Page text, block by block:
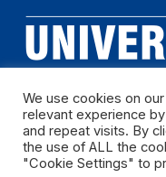
We use cookies on
relevant experience
and repeat visits. By
the use of ALL the
"Cookie Settings" to